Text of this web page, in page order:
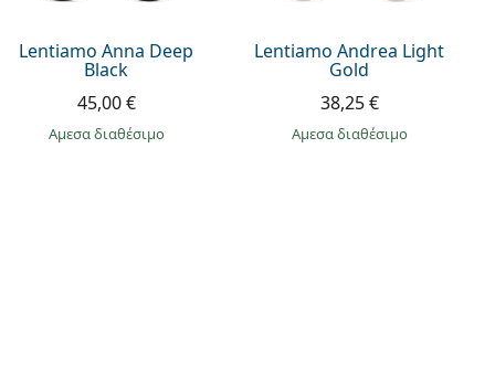
Lentiamo Anna Deep
Black
45,00 €
άμεσα διαθέσιμο
Lentiamo Andrea Light
Gold
38,25 €
άμεσα διαθέσιμο